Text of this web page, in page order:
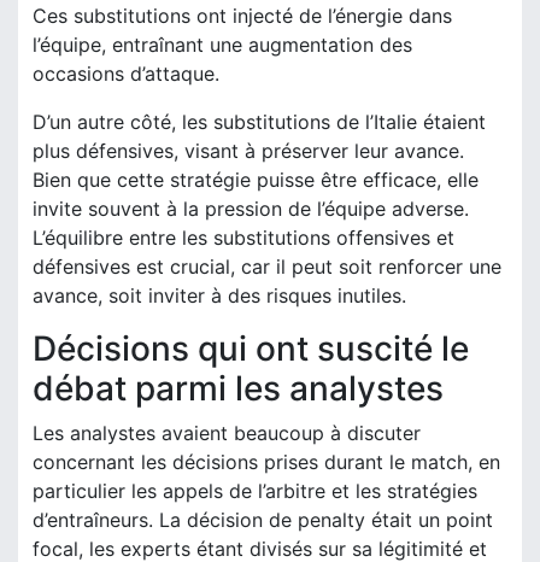
Ces substitutions ont injecté de l’énergie dans
l’équipe, entraînant une augmentation des
occasions d’attaque.
D’un autre côté, les substitutions de l’Italie étaient
plus défensives, visant à préserver leur avance.
Bien que cette stratégie puisse être efficace, elle
invite souvent à la pression de l’équipe adverse.
L’équilibre entre les substitutions offensives et
défensives est crucial, car il peut soit renforcer une
avance, soit inviter à des risques inutiles.
Décisions qui ont suscité le
débat parmi les analystes
Les analystes avaient beaucoup à discuter
concernant les décisions prises durant le match, en
particulier les appels de l’arbitre et les stratégies
d’entraîneurs. La décision de penalty était un point
focal, les experts étant divisés sur sa légitimité et